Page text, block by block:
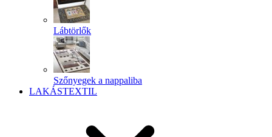
Lábtörlők
Szőnyegek a nappaliba
LAKÁSTEXTIL